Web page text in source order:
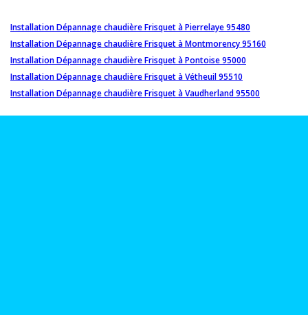
Installation Dépannage chaudière Frisquet à Pierrelaye 95480
Installation Dépannage chaudière Frisquet à Montmorency 95160
Installation Dépannage chaudière Frisquet à Pontoise 95000
Installation Dépannage chaudière Frisquet à Vétheuil 95510
Installation Dépannage chaudière Frisquet à Vaudherland 95500